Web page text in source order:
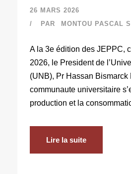
26 MARS 2026
PAR
MONTOU PASCAL
A la 3e édition des JEPPC,
2026, le President de
(UNB), Pr Hassan Bismarck
communaute universitaire
production et la
Lire la suite